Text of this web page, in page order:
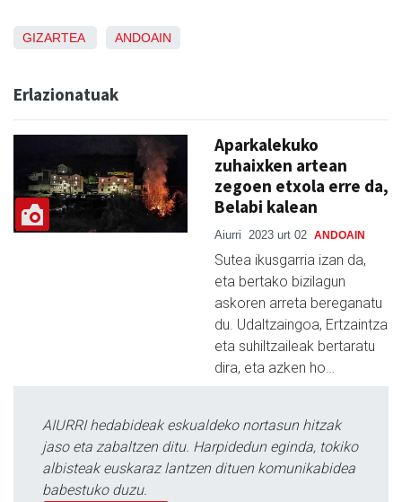
GIZARTEA ANDOAIN
Erlazionatuak
Aparkalekuko
zuhaixken artean
zegoen etxola erre da,
Belabi kalean
Aiurri 2023 urt 02 ANDOAIN
Sutea ikusgarria izan da,
eta bertako bizilagun
askoren arreta bereganatu
du. Udaltzaingoa, Ertzaintza
eta suhiltzaileak bertaratu
dira, eta azken ho…
AIURRI hedabideak eskualdeko nortasun hitzak
jaso eta zabaltzen ditu. Harpidedun eginda, tokiko
albisteak euskaraz lantzen dituen komunikabidea
babestuko duzu.